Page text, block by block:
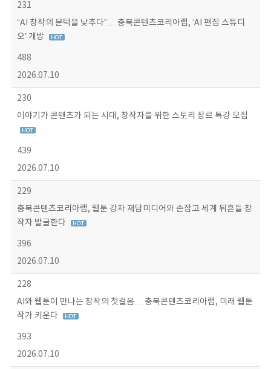
231
“AI 창작의 문턱을 낮추다”… 충북콘텐츠코리아랩, ‘AI 편집 스튜디
오’ 개방
488
2026.07.10
230
이야기가 콘텐츠가 되는 시대, 창작자를 위한 스토리 장르 특강 모집
439
2026.07.10
229
충북콘텐츠코리아랩, 웹툰 강자 재담미디어와 손잡고 세계 뒤흔들 창
작자 발굴한다
396
2026.07.10
228
AI와 웹툰이 만나는 창작의 첫걸음… 충북콘텐츠코리아랩, 미래 웹툰
작가 키운다
393
2026.07.10